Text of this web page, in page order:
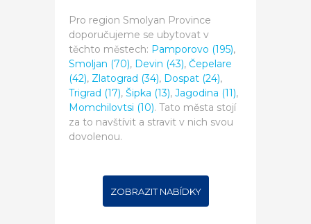
Pro region Smolyan Province
doporučujeme se ubytovat v
těchto městech: Pamporovo (195),
Smoljan (70), Devin (43), Čepelare
(42), Zlatograd (34), Dospat (24),
Trigrad (17), Šipka (13), Jagodina (11),
Momchilovtsi (10). Tato města stojí
za to navštívit a stravit v nich svou
dovolenou.
ZOBRAZIT NABÍDKY